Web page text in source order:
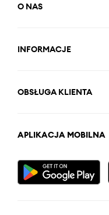
O NAS
INFORMACJE
OBSŁUGA KLIENTA
APLIKACJA MOBILNA